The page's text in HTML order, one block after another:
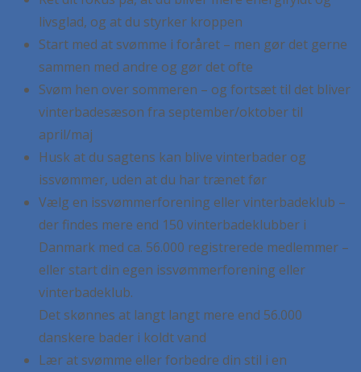
livsglad, og at du styrker kroppen
Start med at svømme i foråret – men gør det gerne
sammen med andre og gør det ofte
Svøm hen over sommeren – og fortsæt til det bliver
vinterbadesæson fra september/oktober til
april/maj
Husk at du sagtens kan blive vinterbader og
issvømmer, uden at du har trænet før
Vælg en issvømmerforening eller vinterbadeklub –
der findes mere end 150 vinterbadeklubber i
Danmark med ca. 56.000 registrerede medlemmer –
eller start din egen issvømmerforening eller
vinterbadeklub.
Det skønnes at langt langt mere end 56.000
danskere bader i koldt vand
Lær at svømme eller forbedre din stil i en